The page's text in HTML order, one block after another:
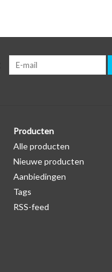
Producten
Alle producten
Nieuwe producten
Aanbiedingen
Tags
RSS-feed